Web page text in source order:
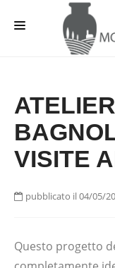
EVENTI E NEWS
INFO UTILI
DA VEDERE
VISITE
pubblicato il 04/05/
Questo progetto